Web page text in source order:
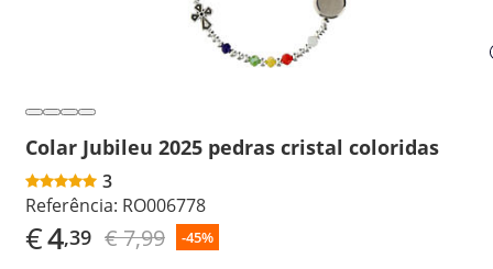
Colar Jubileu 2025 pedras cristal coloridas
3
Referência: RO006778
€4,39 € 7,99 -45%